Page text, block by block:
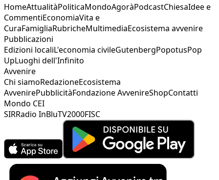
HomeAttualitàPoliticaMondoAgoràPodcastChiesaIdee e
CommentiEconomiaVita e
CuraFamigliaRubricheMultimediaEcosistema avvenire
Pubblicazioni
Edizioni localiL'economia civileGutenbergPopotusPop
UpLuoghi dell'Infinito
Avvenire
Chi siamoRedazioneEcosistema
AvvenirePubblicitàFondazione AvvenireShopContatti
Mondo CEI
SIRRadio InBluTV2000FISC